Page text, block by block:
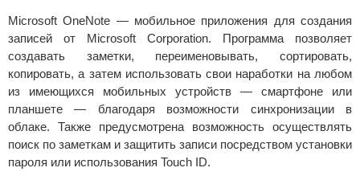
Microsoft OneNote — мобильное приложения для создания
записей от Microsoft Corporation. Программа позволяет
создавать заметки, переименовывать, сортировать,
копировать, а затем использовать свои наработки на любом
из имеющихся мобильных устройств — смартфоне или
планшете — благодаря возможности синхронизации в
облаке. Также предусмотрена возможность осуществлять
поиск по заметкам и защитить записи посредством установки
пароля или использования Touch ID.